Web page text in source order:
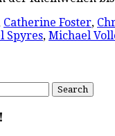
Catherine Foster,
Spyres, Michael